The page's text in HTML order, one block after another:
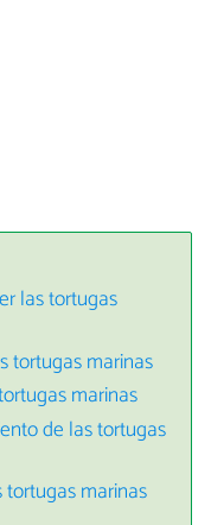
las tortugas
tortugas marinas
marinas
de las tortugas
marinas